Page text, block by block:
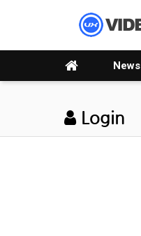
News
Login